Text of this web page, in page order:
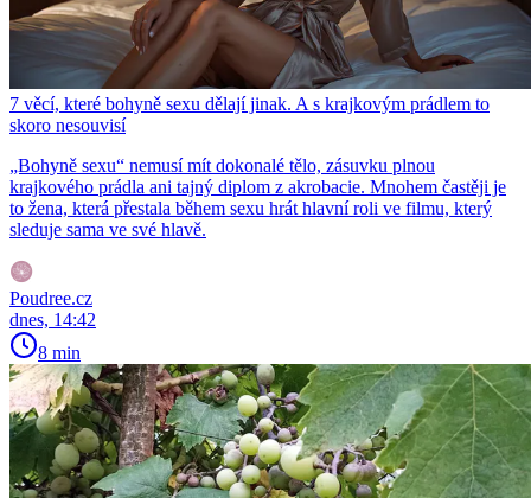
7 věcí, které bohyně sexu dělají jinak. A s krajkovým prádlem to
skoro nesouvisí
„Bohyně sexu“ nemusí mít dokonalé tělo, zásuvku plnou
krajkového prádla ani tajný diplom z akrobacie. Mnohem častěji je
to žena, která přestala během sexu hrát hlavní roli ve filmu, který
sleduje sama ve své hlavě.
Poudree.cz
dnes, 14:42
8 min